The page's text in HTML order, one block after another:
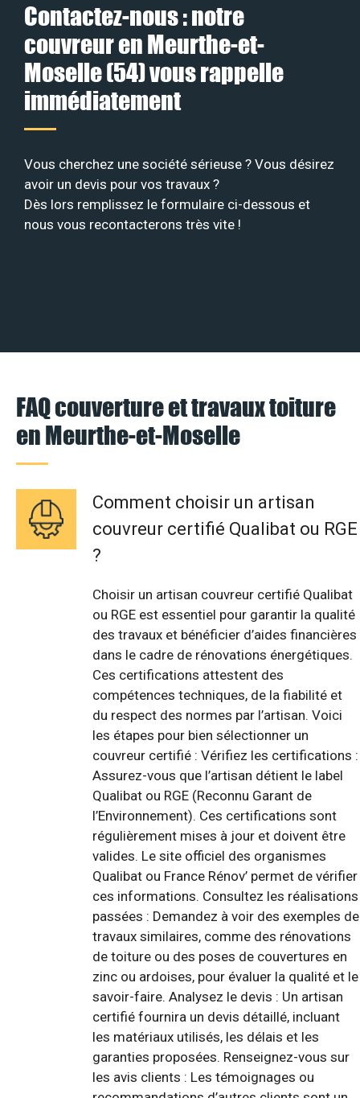
Contactez-nous : notre
couvreur en Meurthe-et-
Moselle (54) vous rappelle
immédiatement
Vous cherchez une société sérieuse ? Vous désirez
avoir un devis pour vos travaux ?
Dès lors remplissez le formulaire ci-dessous et
nous vous recontacterons très vite !
FAQ couverture et travaux toiture
en Meurthe-et-Moselle
Comment choisir un artisan
couvreur certifié Qualibat ou RGE
?
Choisir un artisan couvreur certifié Qualibat
ou RGE est essentiel pour garantir la qualité
des travaux et bénéficier d’aides financières
dans le cadre de rénovations énergétiques.
Ces certifications attestent des
compétences techniques, de la fiabilité et
du respect des normes par l’artisan. Voici
les étapes pour bien sélectionner un
couvreur certifié : Vérifiez les certifications :
Assurez-vous que l’artisan détient le label
Qualibat ou RGE (Reconnu Garant de
l’Environnement). Ces certifications sont
régulièrement mises à jour et doivent être
valides. Le site officiel des organismes
Qualibat ou France Rénov’ permet de vérifier
ces informations. Consultez les réalisations
passées : Demandez à voir des exemples de
travaux similaires, comme des rénovations
de toiture ou des poses de couvertures en
zinc ou ardoises, pour évaluer la qualité et le
savoir-faire. Analysez le devis : Un artisan
certifié fournira un devis détaillé, incluant
les matériaux utilisés, les délais et les
garanties proposées. Renseignez-vous sur
les avis clients : Les témoignages ou